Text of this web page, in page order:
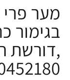
מער
,דורשת